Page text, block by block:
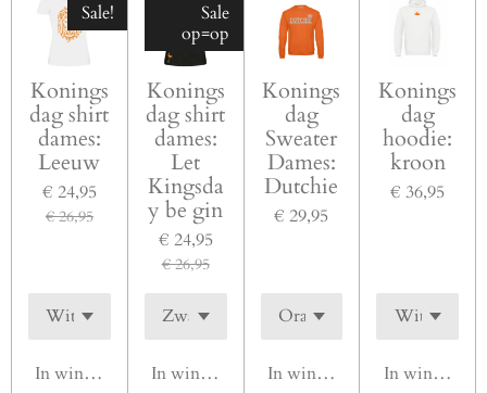
Sale!
Konings
dag shirt
dames:
Leeuw
€ 24,95
€ 26,95
In winkelwagen
Sale
op=op
Konings
dag shirt
dames:
Let
Kingsda
y be gin
€ 24,95
€ 26,95
In winkelwagen
Konings
dag
Sweater
Dames:
Dutchie
€ 29,95
In winkelwagen
Konings
dag
hoodie:
kroon
€ 36,95
In